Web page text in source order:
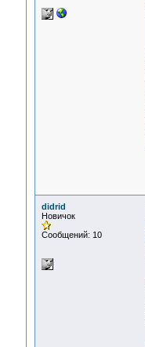
didrid
Новичок
Сообщений: 10